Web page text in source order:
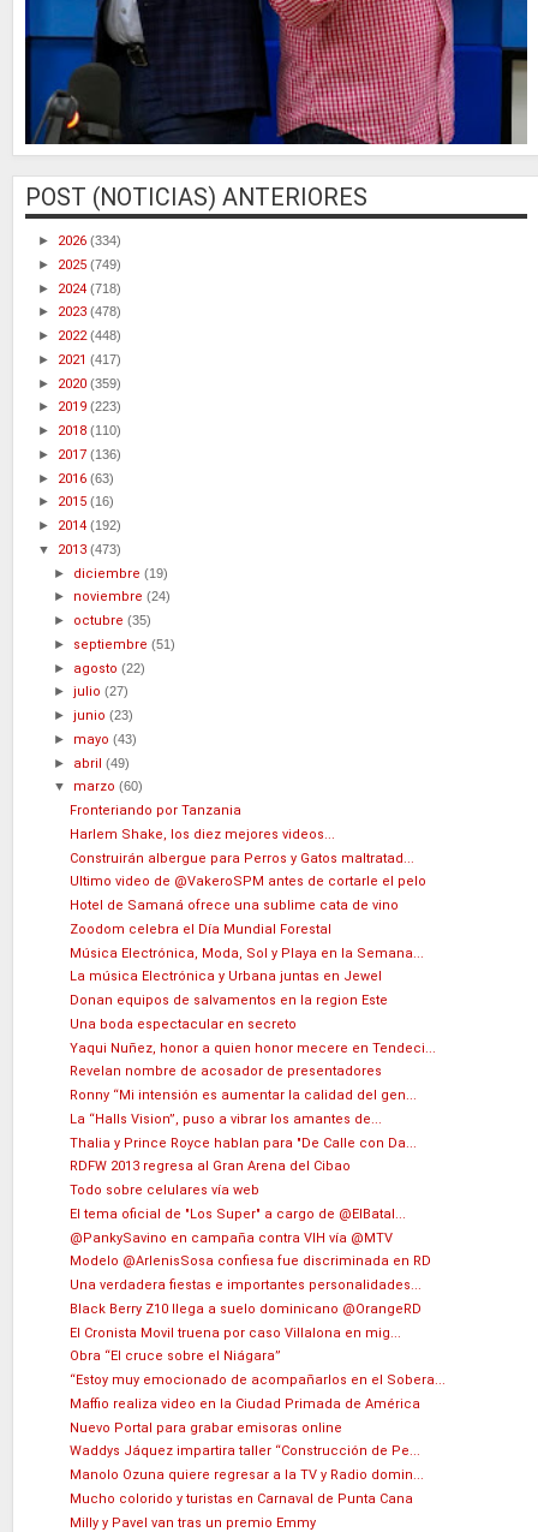
POST (NOTICIAS) ANTERIORES
► 2026 (334)
► 2025 (749)
► 2024 (718)
► 2023 (478)
► 2022(448)
► 2021 (417)
► 2020 (359)
► 2019 (223)
► 2018 (110)
► 2017 (136)
► 2016 (63)
► 2015 (16)
► 2014 (192)
▼ 2013 (473)
► diciembre(19)
► noviembre(24)
► octubre(35)
► septiembre(51)
► agosto(22)
►julio(27)
►junio(23)
► mayo(43)
► abril(49)
▼ marzo(60)
Fronteriando por Tanzania
Harlem Shake, los diez mejores videos...
Construirán albergue para Perros y Gatos maltratad...
Ultimo video de @VakeroSPM antes de cortarle el pelo
Hotel de Samaná ofrece una sublime cata de vino
Zoodom celebra el Día Mundial Forestal
Música Electrónica, Moda, Sol y Playa en la Semana...
La música Electrónica y Urbana juntas en Jewel
Donan equipos de salvamentos en la region Este
Una boda espectacular en secreto
Yaqui Nuñez, honor a quien honor mecere en Tendeci...
Revelan nombre de acosador de presentadores
Ronny “Mi intensión es aumentar la calidad del gen...
La “Halls Vision”, puso a vibrar los amantes de...
Thalia y Prince Royce hablan para "De Calle con Da...
RDFW 2013 regresa al Gran Arena del Cibao
Todo sobre celulares vía web
El tema oficial de "Los Super" a cargo de @ElBatal...
@PankySavino en campaña contra VIH vía @MTV
Modelo @ArlenisSosa confiesa fue discriminada en RD
Una verdadera fiestas e importantes personalidades...
Black Berry Z10 llega a suelo dominicano @OrangeRD
El Cronista Movil truena por caso Villalona en mig...
Obra “El cruce sobre el Niágara”
“Estoy muy emocionado de acompañarlos en el Sobera...
Maffio realiza video en la Ciudad Primada de América
Nuevo Portal para grabar emisoras online
Waddys Jáquez impartira taller “Construcción de Pe...
Manolo Ozuna quiere regresar a la TV y Radio domin...
Mucho colorido y turistas en Carnaval de Punta Cana
Milly y Pavel van tras un premio Emmy